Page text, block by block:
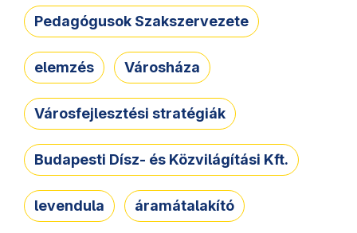
Pedagógusok Szakszervezete
elemzés Városháza
Városfejlesztési stratégiák
Budapesti Dísz- és Közvilágítási Kft.
levendula áramátalakító